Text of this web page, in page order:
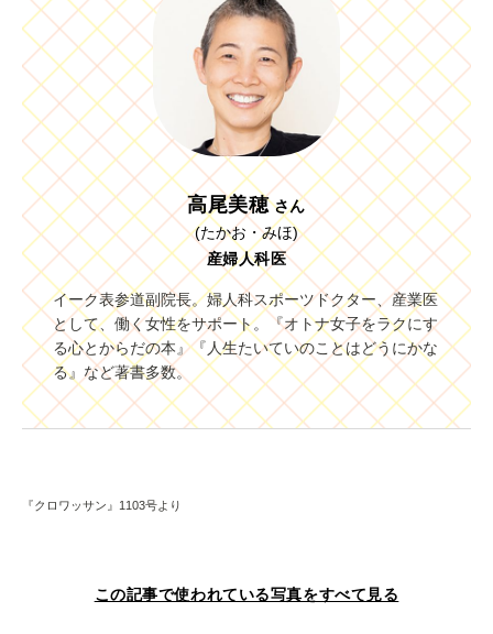
高尾美穂 さん
(たかお・みほ)
産婦人科医
イーク表参道副院長。婦人科スポーツドクター、産業医
として、働く女性をサポート。『オトナ女子をラクにす
る心とからだの本』『人生たいていのことはどうにかな
る』など著書多数。
『クロワッサン』1103号より
この記事で使われている写真をすべて見る